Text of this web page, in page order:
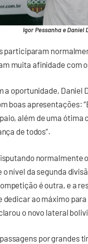
Igor Pessanha e Daniel
participaram
muita afinidade com
a oportunidade,
boas apresentações:
além de uma
de todos”.
normalmente
o nível da segunda
é outra, e a
dedicar ao máximo
o novo lateral
por grandes